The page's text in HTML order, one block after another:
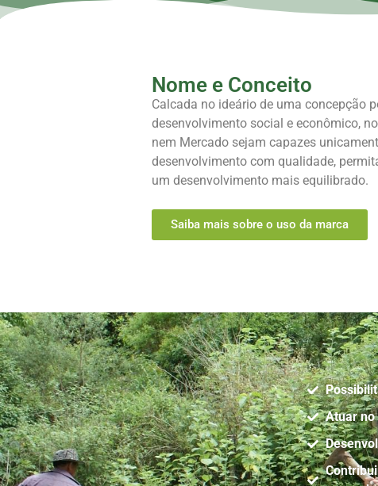
Nome e Conceito
Calcada no ideário de uma concepção
desenvolvimento social e econômico,
nem Mercado sejam capazes
desenvolvimento com qualidade,
um desenvolvimento mais equilibrado.
Saiba mais sobre o uso da marca
Atuar no